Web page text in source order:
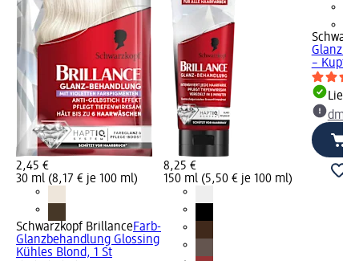
2,45 €
30 ml (8,17 € je 100 ml)
Schwarzkopf BrillanceFarb-
Glanzbehandlung Glossing
Kühles Blond, 1 St
8,25 €
150 ml (5,50 € je 100 ml)
–
dm